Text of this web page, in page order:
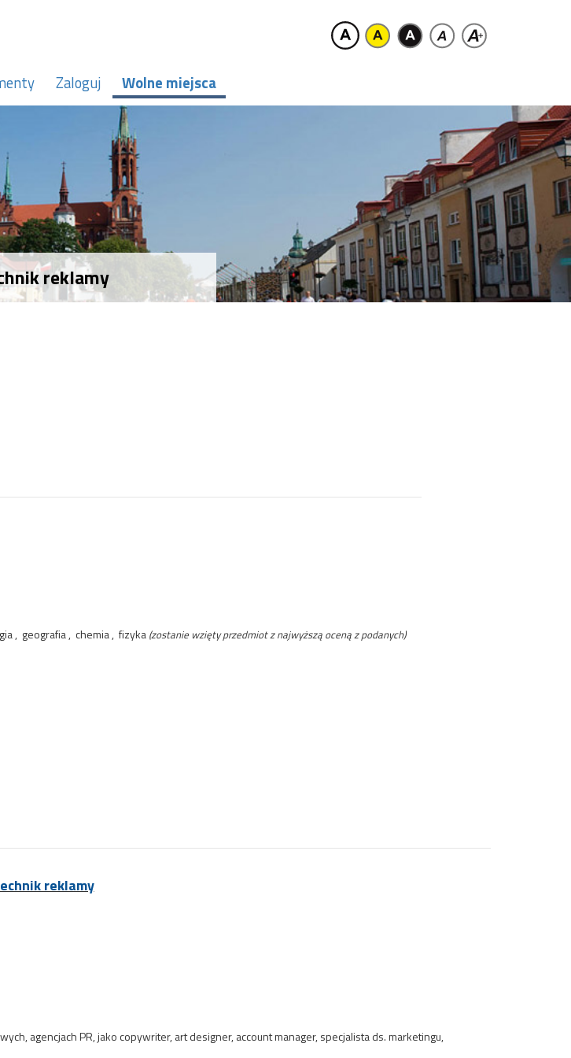
Zaloguj Wolne miejsca
reklamy
, geografia , chemia , fizyka (zostanie wzięty przedmiot z najwyższą oceną z podanych)
reklamy
agencjach PR, jako copywriter, art designer, account manager, specjalista ds. marketingu,